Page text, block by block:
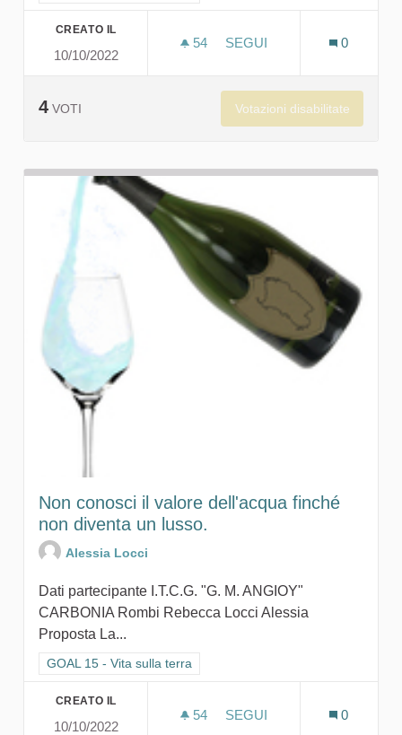
CREATO IL
10/10/2022
54 54 SOSTENITORI
SEGUI
0
4 VOTI Votazioni disabilitate
Non conosci il valore dell'acqua finché
non diventa un lusso.
Alessia Locci
Dati partecipante I.T.C.G. "G. M. ANGIOY"
CARBONIA Rombi Rebecca Locci Alessia
Proposta La...
Filtra i risultati per categoria: GOAL 15 - Vita sulla terra
GOAL 15 - Vita sulla terra
CREATO IL
10/10/2022
54 54 SOSTENITORI
SEGUI
0